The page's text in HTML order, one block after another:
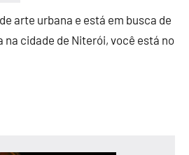
arte urbana e está em busca de
na cidade de Niterói, você está no